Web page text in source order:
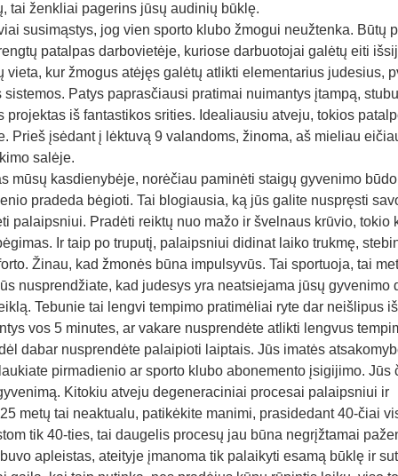
tai ženkliai pagerins jūsų audinių būklę.
susimąstys, jog vien sporto klubo žmogui neužtenka. Būtų
patalpas darbovietėje, kuriose darbuotojai galėtų eiti
kur žmogus atėjęs galėtų atlikti elementarius judesius,
Patys paprasčiausi pratimai nuimantys įtampą,
iš fantastikos srities. Idealiausiu atveju, tokios
Prieš įsėdant į lėktuvą 9 valandoms, žinoma, aš mieliau
salėje.
mūsų kasdienybėje, norėčiau paminėti staigų gyvenimo būdo
pradeda bėgioti. Tai blogiausia, ką jūs galite nuspręsti
palaipsniui. Pradėti reiktų nuo mažo ir švelnaus krūvio, tokio
Ir taip po truputį, palaipsniui didinat laiko trukmę,
Žinau, kad žmonės būna impulsyvūs. Tai sportuoja, tai
nusprendžiate, kad judesys yra neatsiejama jūsų gyvenimo
Tebunie tai lengvi tempimo pratimėliai ryte dar neišlipus
vos 5 minutes, ar vakare nusprendėte atlikti lengvus
dabar nusprendėte palaipioti laiptais. Jūs imatės
pirmadienio ar sporto klubo abonemento įsigijimo. Jūs
Kitokiu atveju degeneraciniai procesai palaipsniui ir
metų tai neaktualu, patikėkite manimi, prasidedant 40-čiai
tik 40-ties, tai daugelis procesų jau būna negrįžtamai
apleistas, ateityje įmanoma tik palaikyti esamą būklę ir